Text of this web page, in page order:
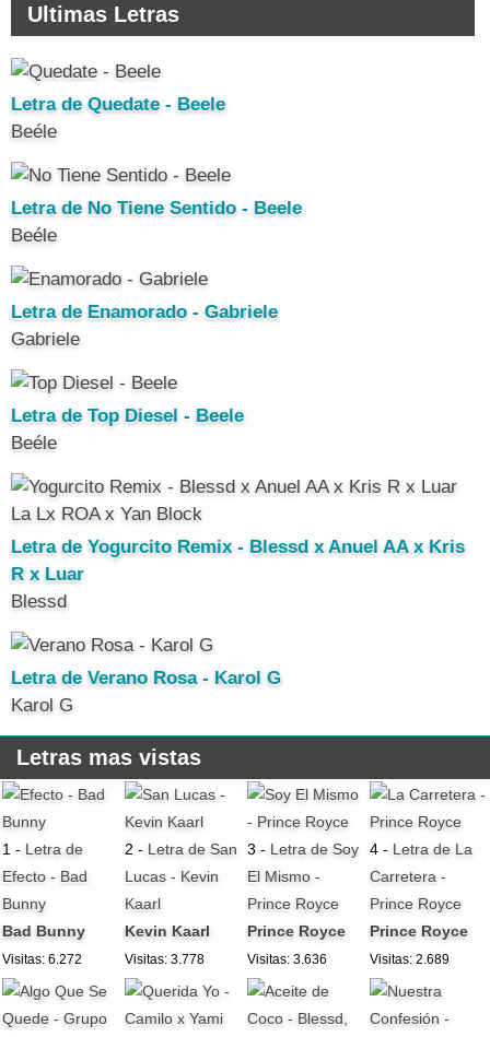
Ultimas Letras
Letra de Quedate - Beele
Beéle
Letra de No Tiene Sentido - Beele
Beéle
Letra de Enamorado - Gabriele
Gabriele
Letra de Top Diesel - Beele
Beéle
Letra de Yogurcito Remix - Blessd x Anuel AA x Kris
R x Luar
Blessd
Letra de Verano Rosa - Karol G
Karol G
Letras mas vistas
1 - Letra de
Efecto - Bad
Bunny
Bad Bunny
Visitas: 6.272
2 - Letra de San
Lucas - Kevin
Kaarl
Kevin Kaarl
Visitas: 3.778
3 - Letra de Soy
El Mismo -
Prince Royce
Prince Royce
Visitas: 3.636
4 - Letra de La
Carretera -
Prince Royce
Prince Royce
Visitas: 2.689